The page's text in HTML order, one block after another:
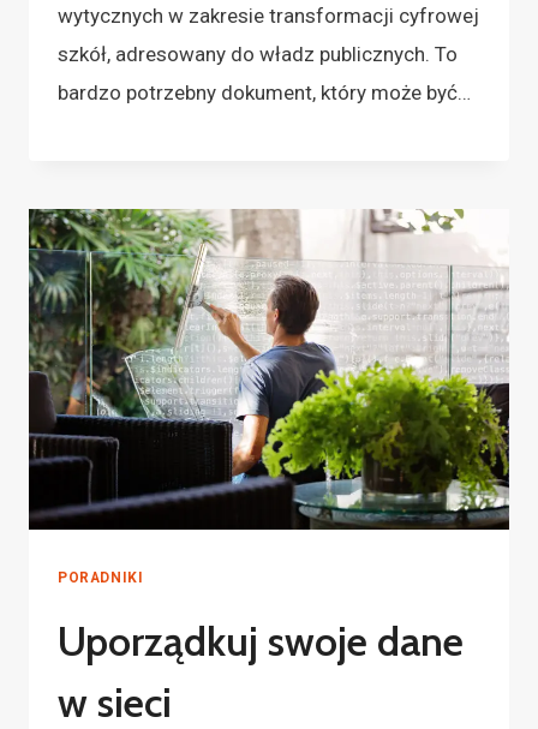
wytycznych w zakresie transformacji cyfrowej
szkół, adresowany do władz publicznych. To
bardzo potrzebny dokument, który może być…
PORADNIKI
Uporządkuj swoje dane
w sieci